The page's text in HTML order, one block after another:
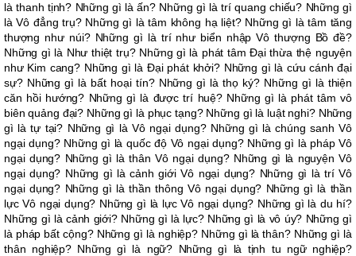
là thanh tịnh? Những gì là ấn? Những gì là trí quang chiếu? Những gì
là Vô đẳng trụ? Những gì là tâm không hạ liệt? Những gì là tâm tăng
thượng như núi? Những gì là trí như biển nhập Vô thượng Bồ đề?
Những gì là Như thiệt trụ? Những gì là phát tâm Đại thừa thệ nguyện
như Kim cang? Những gì là Đại phát khởi? Những gì là cứu cánh đại
sự? Những gì là bất hoại tín? Những gì là thọ ký? Những gì là thiện
căn hồi hướng? Những gì là được trí huệ? Những gì là phát tâm vô
biên quảng đại? Những gì là phục tạng? Những gì là luật nghi? Những
gì là tự tại? Những gì là Vô ngại dụng? Những gì là chúng sanh Vô
ngại dụng? Những gì là quốc độ Vô ngại dụng? Những gì là pháp Vô
ngại dụng? Những gì là thân Vô ngại dụng? Những gì là nguyện Vô
ngại dụng? Những gì là cảnh giới Vô ngại dụng? Những gì là trí Vô
ngại dụng? Những gì là thần thông Vô ngại dụng? Những gì là thần
lực Vô ngại dụng? Những gì là lực Vô ngại dụng? Những gì là du hí?
Những gì là cảnh giới? Những gì là lực? Những gì là vô úy? Những gì
là pháp bất cộng? Những gì là nghiệp? Những gì là thân? Những gì là
thân nghiệp? Những gì là ngữ? Những gì là tịnh tu ngữ nghiệp?